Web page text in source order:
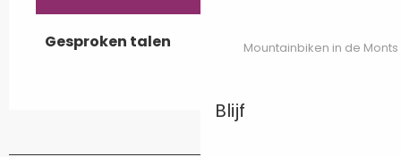
Mountainbiken in de Monts
Blijf
Gesproken talen
Gesproken talen